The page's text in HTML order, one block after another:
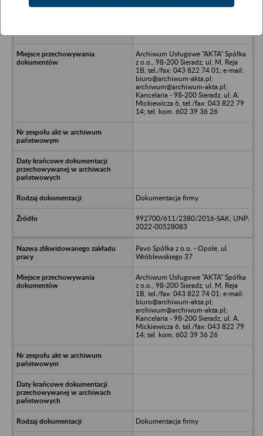
Kulasz Spółka Jawna - W. Kuliński,
Archiwum Usługowe "AKTA" Spółka
z o.o., 98-200 Sieradz, ul. M. Reja
1B, tel./fax: 043 822 74 01; e-mail:
biuro@archiwum-akta.pl;
archiwum@archiwum-akta.pl;
Kancelaria - 98-200 Sieradz, ul. A.
Mickiewicza 6, tel./fax: 043 822 79
14; tel. kom. 602 39 36 26
Dokumentacja firmy
992700/611/2380/2016-SAK; UNP:
2022-00528083
Pavo Spółka z o.o. - Opole, ul.
Wróblewskiego 37
Archiwum Usługowe "AKTA" Spółka
z o.o., 98-200 Sieradz, ul. M. Reja
1B, tel./fax: 043 822 74 01; e-mail:
biuro@archiwum-akta.pl;
archiwum@archiwum-akta.pl;
Kancelaria - 98-200 Sieradz, ul. A.
Mickiewicza 6, tel./fax: 043 822 79
14; tel. kom. 602 39 36 26
Dokumentacja firmy